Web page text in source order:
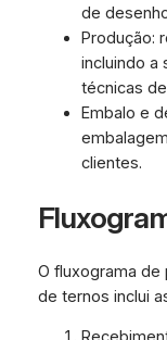
de
Produção:
incluindo a
técnicas
Embalo e
clientes.
O fluxograma de
de ternos inclui